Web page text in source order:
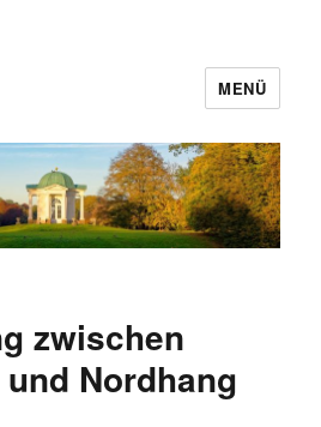
MENÜ
zwischen
Nordhang